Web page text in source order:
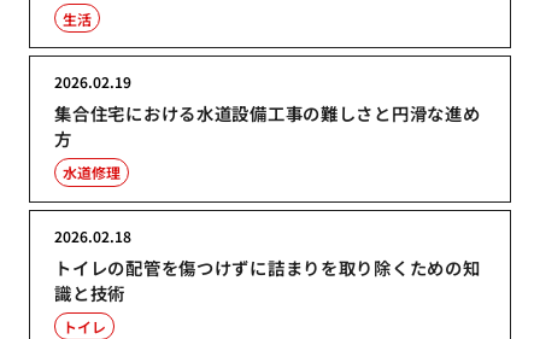
生活
集合住宅における水道設備工事の難しさと円滑な進め
方
2026.02.19
水道修理
トイレの配管を傷つけずに詰まりを取り除くための知
識と技術
2026.02.18
トイレ